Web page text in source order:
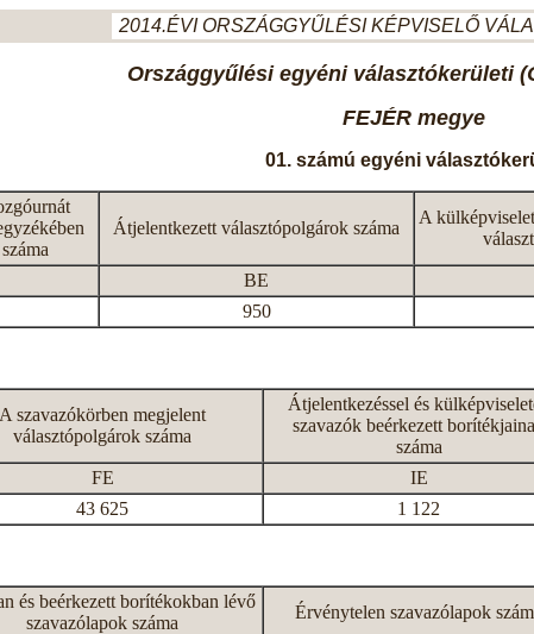
2014.ÉVI ORSZÁGGYŰLÉSI KÉPVISELŐ
Országgyűlési egyéni választókerületi
FEJÉR megye
01. számú egyéni
Átjelentkezett választópolgárok száma
A
BE
950
A szavazókörben megjelent
választópolgárok száma
Átjelentkezéssel és
szavazók beérkezett
száma
FE IE
43 625
1 122
és beérkezett borítékokban lévő
szavazólapok száma
Érvénytelen szavazólapok